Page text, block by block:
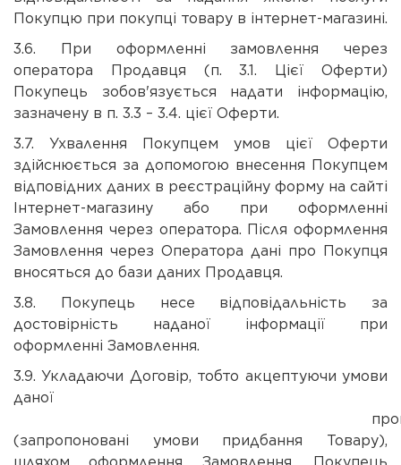
Покупцю при покупці товару в інтернет-магазині.
3.6. При оформленні замовлення через
оператора Продавця (п. 3.1. Цієї Оферти)
Покупець зобов'язується надати інформацію,
зазначену в п. 3.3 – 3.4. цієї Оферти.
3.7. Ухвалення Покупцем умов цієї Оферти
здійснюється за допомогою внесення Покупцем
відповідних даних в реєстраційну форму на сайті
Інтернет-магазину або при оформленні
Замовлення через оператора. Після оформлення
Замовлення через Оператора дані про Покупця
вносяться до бази даних Продавця.
3.8. Покупець несе відповідальність за
достовірність наданої інформації при
оформленні Замовлення.
3.9. Укладаючи Договір, тобто акцептуючи умови
даної
(запропоновані умови придбання Товару),